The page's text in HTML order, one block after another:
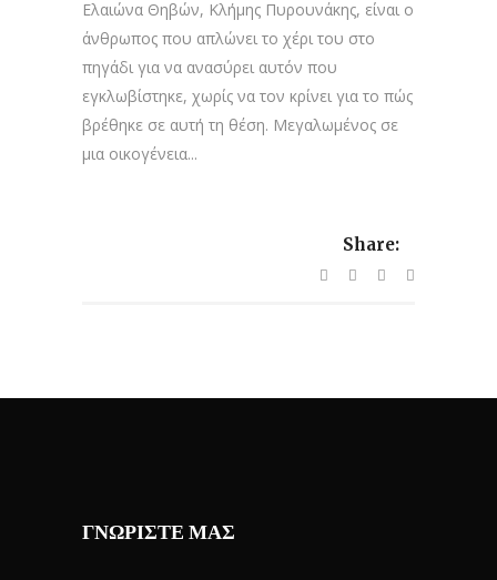
Ελαιώνα Θηβών, Κλήμης Πυρουνάκης, είναι ο
άνθρωπος που απλώνει το χέρι του στο
πηγάδι για να ανασύρει αυτόν που
εγκλωβίστηκε, χωρίς να τον κρίνει για το πώς
βρέθηκε σε αυτή τη θέση. Μεγαλωμένος σε
μια οικογένεια...
Share:
ΓΝΩΡΙΣΤΕ ΜΑΣ